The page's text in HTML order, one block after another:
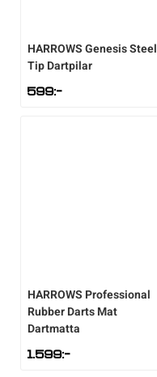
HARROWSGenesis Steel
Tip Dartpilar
599:-
HARROWS Professional
Rubber Darts Mat
Dartmatta
1.599:-